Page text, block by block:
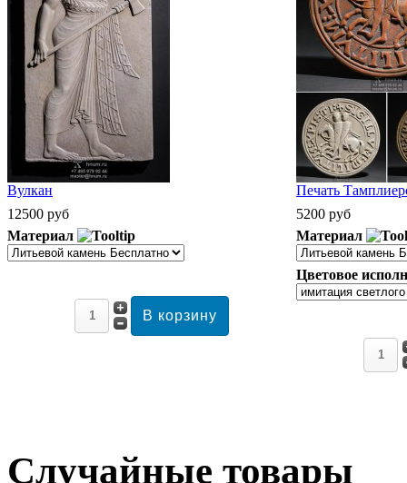
Вулкан
12500 руб
Материал
Печать
5200 руб
Материал
Цветовое
Случайные товары